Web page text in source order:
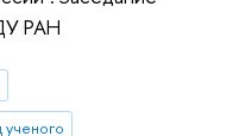
РАН
ученого